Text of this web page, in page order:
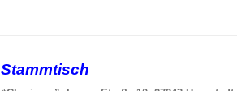
Stammtisch